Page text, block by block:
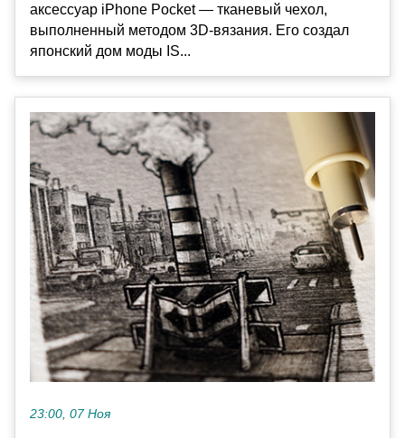
аксессуар iPhone Pocket — тканевый чехол,
выполненный методом 3D-вязания. Его создал
японский дом моды IS...
23:00, 07 Ноя